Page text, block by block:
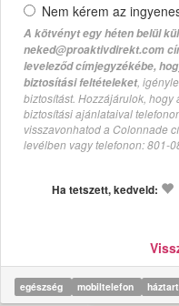
Nem kérem az
A kötvényt egy héten belül
neked@proaktivdirekt.com
leveleződ címjegyzékébe,
biztosítási feltételeket,
biztosítást. Hozzájárulok,
biztosítási ajánlataival
visszavonhatod a Colonnade
levélben vagy telefonon: 801-
Ha tetszett, kedveld:
egészség mobiltelefon